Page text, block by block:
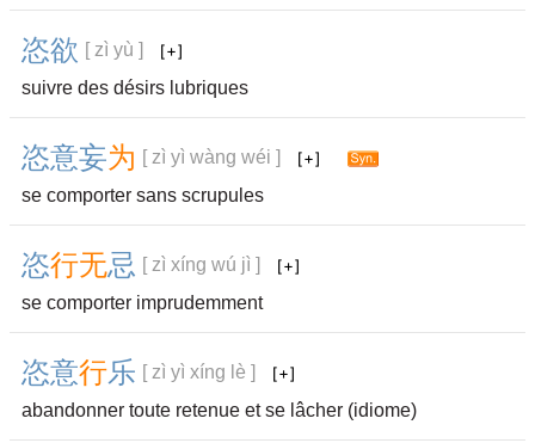
恣欲 [ zì yù ]
suivre des désirs lubriques
恣意妄为 [ zì yì wàng wéi ]
se comporter sans scrupules
恣行无忌 [ zì xíng wú jì ]
se comporter imprudemment
恣意行乐 [ zì yì xíng lè ]
abandonner toute retenue et se lâcher (idiome)